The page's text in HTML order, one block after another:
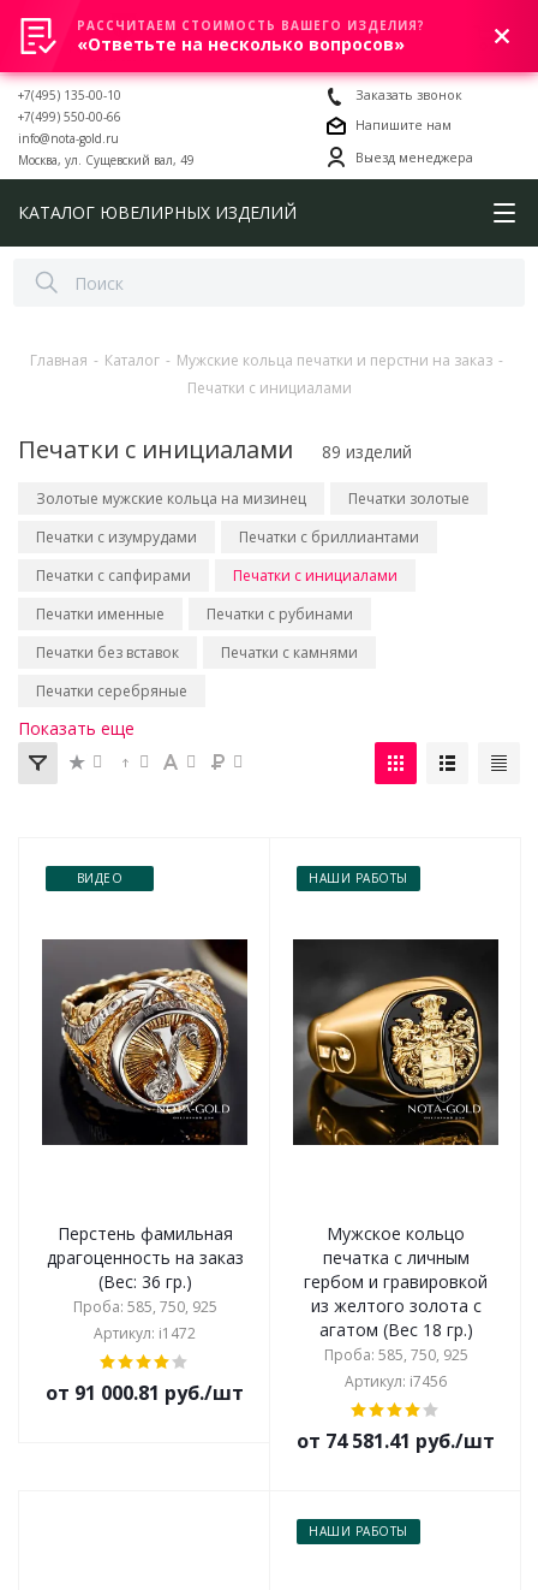
0
+7(495) 135-00-10
+7(499) 550-00-66
info@nota-gold.ru
Москва, ул. Сущевский вал, 49
Заказать звонок
Напишите нам
Выезд менеджера
КАТАЛОГ ЮВЕЛИРНЫХ ИЗДЕЛИЙ
Главная - Каталог - Мужские кольца печатки и перстни на заказ -
Печатки с инициалами
Печатки с инициалами 89 изделий
Золотые мужские кольца на мизинец
Печатки золотые
Печатки с изумрудами
Печатки с бриллиантами
Печатки с сапфирами
Печатки с инициалами
Печатки именные
Печатки с рубинами
Печатки без вставок
Печатки с камнями
Печатки серебряные
Показать еще
ВИДЕО
Перстень фамильная
драгоценность на заказ
(Вес: 36 гр.)
Проба: 585, 750, 925
Артикул: i1472
от 91 000.81 руб./шт
НАШИ РАБОТЫ
Мужское кольцо
печатка с личным
гербом и гравировкой
из желтого золота с
агатом (Вес 18 гр.)
Проба: 585, 750, 925
Артикул: i7456
от 74 581.41 руб./шт
НАШИ РАБОТЫ
РАССЧИТАЕМ СТОИМОСТЬ ВАШЕГО ИЗДЕЛИЯ?
«Ответьте на несколько вопросов»